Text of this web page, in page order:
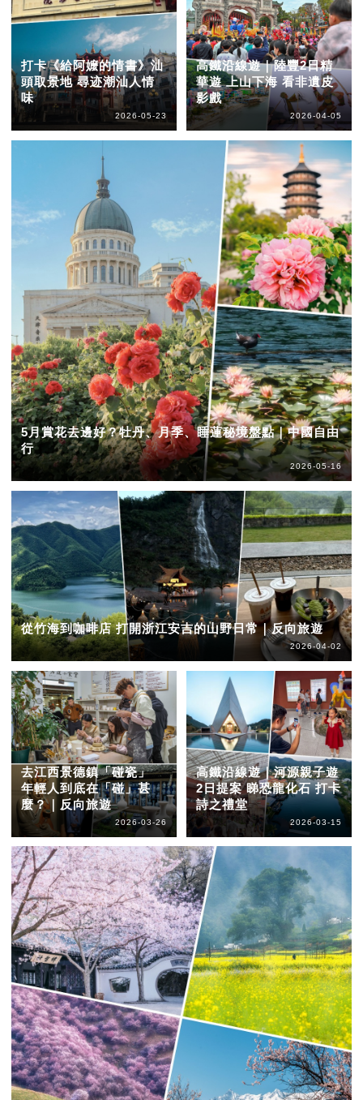
打卡《給阿嬤的情書》汕
頭取景地 尋迹潮汕人情
味
2026-05-23
5月賞花去邊好？牡丹、月季、睡蓮秘境盤點｜中國自由
行
2026-05-16
高鐵沿線遊｜陸豐2日精
華遊 上山下海 看非遺皮
影戲
2026-04-05
從竹海到咖啡店 打開浙江安吉的山野日常｜反向旅遊
2026-04-02
去江西景德鎮「碰瓷」
年輕人到底在「碰」甚
麼？｜反向旅遊
2026-03-26
高鐵沿線遊｜河源親子遊
2日提案 睇恐龍化石 打卡
詩之禮堂
2026-03-15